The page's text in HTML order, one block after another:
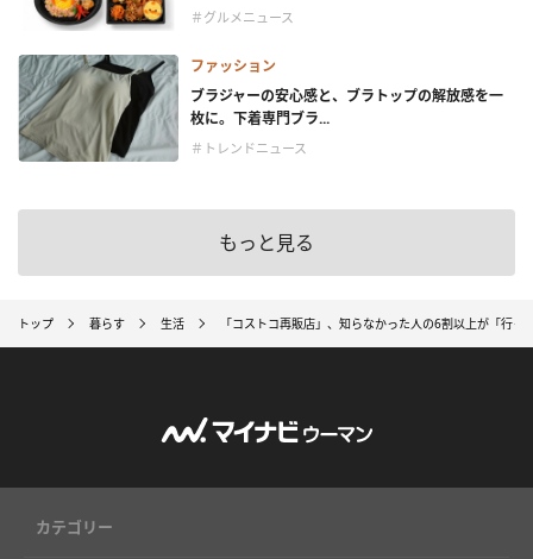
＃グルメニュース
ファッション
ブラジャーの安心感と、ブラトップの解放感を一
枚に。下着専門ブラ...
＃トレンドニュース
もっと見る
トップ 暮らす 生活 「コストコ再販店」、知らなかった人の6割以上が「行っ
カテゴリー